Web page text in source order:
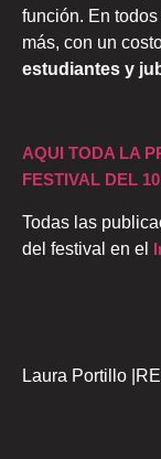
función. En
más, con un
estudiantes y
AQUI TODA LA
FESTIVAL DEL
Todas las
del festival en el
Laura Portillo